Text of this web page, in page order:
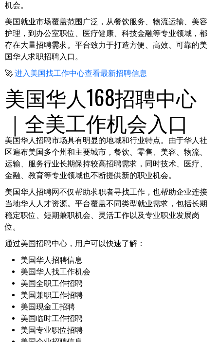
机会。
美国就业市场覆盖范围广泛，从餐饮服务、物流运输、美容
护理，到办公室职位、医疗健康、科技金融等专业领域，都
存在大量招聘需求。平台致力于打造方便、高效、可靠的美
国华人求职招聘入口。
🚀 进入美国找工作中心查看最新招聘信息
美国华人168招聘中心
｜全美工作机会入口
美国华人招聘市场具有明显的地域和行业特点。由于华人社
区遍布美国多个州和主要城市，餐饮、零售、美容、物流、
运输、服务行业长期保持较高招聘需求，同时技术、医疗、
金融、教育等专业领域也不断提供新的职业机会。
美国华人招聘网不仅帮助求职者寻找工作，也帮助企业连接
当地华人人才资源。平台覆盖不同类型就业需求，包括长期
稳定职位、短期兼职机会、灵活工作以及专业职业发展岗
位。
通过美国招聘中心，用户可以快速了解：
美国华人招聘信息
美国华人找工作机会
美国全职工作招聘
美国兼职工作招聘
美国现金工招聘
美国临时工作招聘
美国专业职位招聘